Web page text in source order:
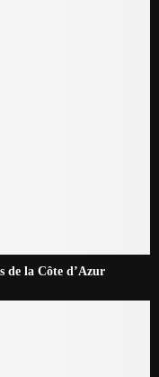
de la Côte d’Azur